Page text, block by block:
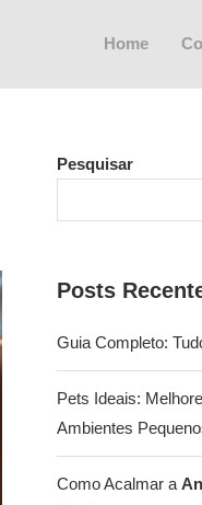
Home
Pesquisar
Posts
Guia Completo:
Pets Ideais:
Ambientes
Como Acalmar a